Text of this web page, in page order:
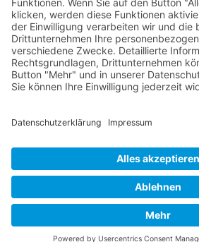
© 2026 Frank Hartung Ihr Mediator bei
Frank Hartung - Familien-
263 Bewertungen auf ProvenExpert.com